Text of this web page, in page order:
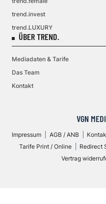
trend.invest
trend.LUXURY
ÜBER TREND.
Mediadaten & Tarife
Das Team
Kontakt
VGN
Impressum AGB / ANB
Tarife Print / Online
Redirect
Vertrag